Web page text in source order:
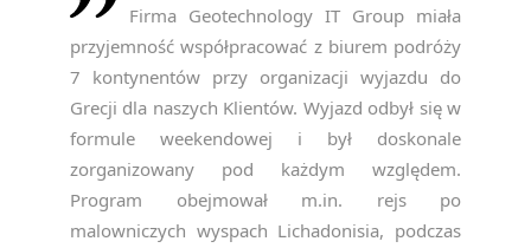
Firma Geotechnology IT Group miała
przyjemność współpracować z biurem podróży
7 kontynentów przy organizacji wyjazdu do
Grecji dla naszych Klientów. Wyjazd odbył się w
formule weekendowej i był doskonale
zorganizowany pod każdym względem.
Program obejmował m.in. rejs po
malowniczych wyspach Lichadonisia, podczas